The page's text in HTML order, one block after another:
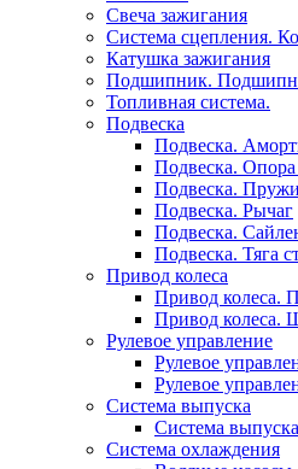
Свеча зажигания
Система сцепления.
Катушка зажигания
Подшипник.
Топливная система.
Подвеска
Подвеска.
Подвеска.
Подвеска.
Подвеска. Рычаг
Подвеска.
Подвеска. Тяга
Привод колеса
Привод колеса.
Привод колеса.
Рулевое управление
Рулевое
Рулевое
Система выпуска
Система
Система охлаждения